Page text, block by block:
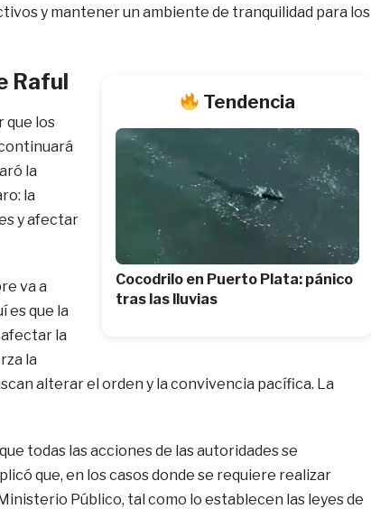
y mantener un ambiente de tranquilidad para los
Tendencia
Cocodrilo en Puerto Plata: pánico
tras las lluvias
Raful
que los
la
la
y afectar
va a
es que la
la
la
alterar el orden y la convivencia pacífica. La
todas las acciones de las autoridades se
que, en los casos donde se requiere realizar
Público, tal como lo establecen las leyes de